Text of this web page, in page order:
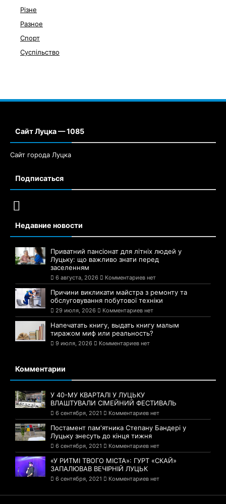
Різне
Разное
Спорт
Суспільство
Сайт Луцка — 1085
Сайт города Луцка
Подписаться
Недавние новости
Приватний пансіонат для літніх людей у
Луцьку: що важливо знати перед
заселенням
6 августа, 2026 Комментариев нет
Причини викликати майстра з ремонту та
обслуговування побутової техніки
29 июля, 2026 Комментариев нет
Напечатать книгу, выдать книгу малым
тиражом миф или реальность?
9 июля, 2026 Комментариев нет
Комментарии
У 40-МУ КВАРТАЛІ У ЛУЦЬКУ
ВЛАШТУВАЛИ СІМЕЙНИЙ ФЕСТИВАЛЬ
6 сентября, 2021 Комментариев нет
Постамент пам'ятника Степану Бандері у
Луцьку знесуть до кінця тижня
6 сентября, 2021 Комментариев нет
«У РИТМІ ТВОГО МІСТА»: ГУРТ «СКАЙ»
ЗАПАЛЮВАВ ВЕЧІРНІЙ ЛУЦЬК
6 сентября, 2021 Комментариев нет